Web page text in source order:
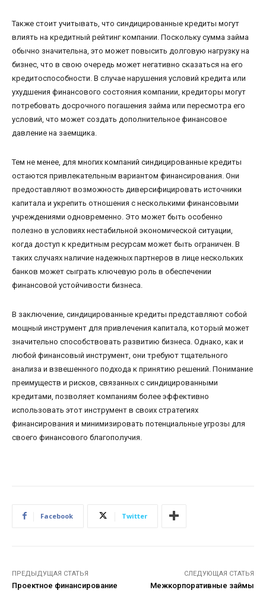
Также стоит учитывать, что синдицированные кредиты могут
влиять на кредитный рейтинг компании. Поскольку сумма займа
обычно значительна, это может повысить долговую нагрузку на
бизнес, что в свою очередь может негативно сказаться на его
кредитоспособности. В случае нарушения условий кредита или
ухудшения финансового состояния компании, кредиторы могут
потребовать досрочного погашения займа или пересмотра его
условий, что может создать дополнительное финансовое
давление на заемщика.
Тем не менее, для многих компаний синдицированные кредиты
остаются привлекательным вариантом финансирования. Они
предоставляют возможность диверсифицировать источники
капитала и укрепить отношения с несколькими финансовыми
учреждениями одновременно. Это может быть особенно
полезно в условиях нестабильной экономической ситуации,
когда доступ к кредитным ресурсам может быть ограничен. В
таких случаях наличие надежных партнеров в лице нескольких
банков может сыграть ключевую роль в обеспечении
финансовой устойчивости бизнеса.
В заключение, синдицированные кредиты представляют собой
мощный инструмент для привлечения капитала, который может
значительно способствовать развитию бизнеса. Однако, как и
любой финансовый инструмент, они требуют тщательного
анализа и взвешенного подхода к принятию решений. Понимание
преимуществ и рисков, связанных с синдицированными
кредитами, позволяет компаниям более эффективно
использовать этот инструмент в своих стратегиях
финансирования и минимизировать потенциальные угрозы для
своего финансового благополучия.
Facebook Twitter
ПРЕДЫДУЩАЯ СТАТЬЯ
Проектное финансирование
СЛЕДУЮЩАЯ СТАТЬЯ
Межкорпоративные займы